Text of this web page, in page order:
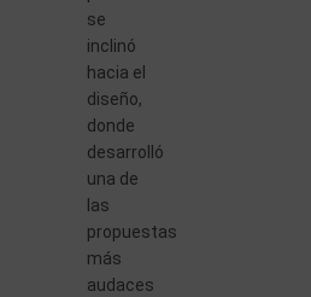
se
inclinó
hacia el
diseño,
donde
desarrolló
una de
las
propuestas
más
audaces